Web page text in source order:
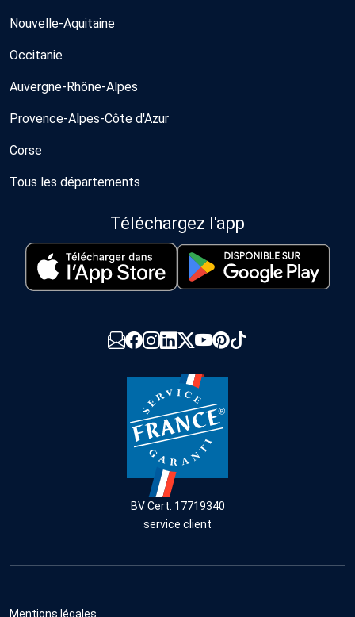
Nouvelle-Aquitaine
Occitanie
Auvergne-Rhône-Alpes
Provence-Alpes-Côte d'Azur
Corse
Tous les départements
Téléchargez l'app
BV Cert. 17719340
service client
Mentions légales